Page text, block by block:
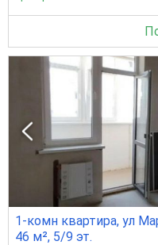
1-комн квартира, ул
46 м², 5/9 эт.